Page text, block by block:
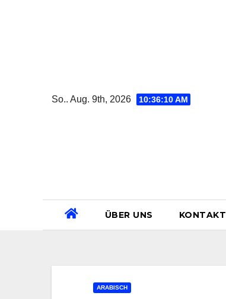
So.. Aug. 9th, 2026 10:36:11 AM
ÜBER UNS KONTAKT
ARABISCH